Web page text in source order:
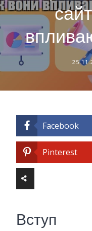
Facebook
Pinterest
Вступ